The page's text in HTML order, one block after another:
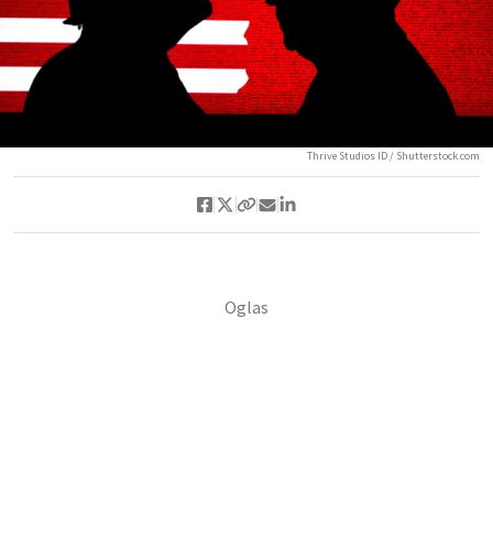
Thrive Studios ID / Shutterstock.com